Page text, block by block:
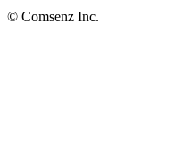
© Comsenz Inc.